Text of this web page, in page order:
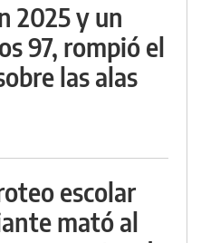
2025 y un
97, rompió el
las alas
escolar
mató al